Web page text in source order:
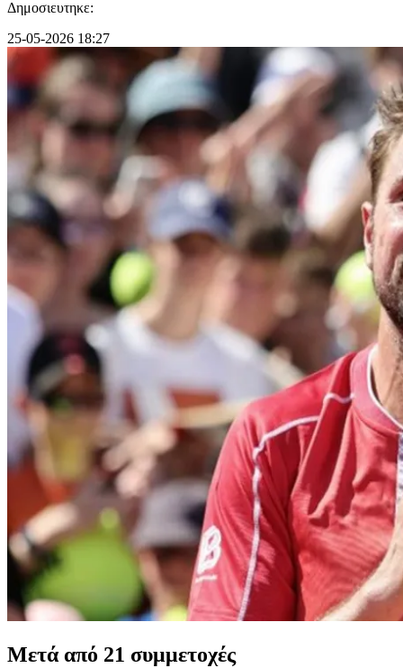
Δημοσιευτηκε:
25-05-2026 18:27
Mετά από 21 συμμετοχές